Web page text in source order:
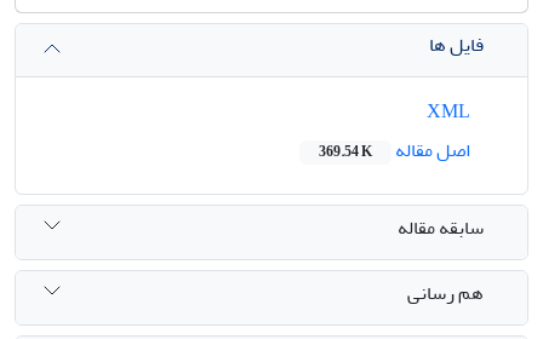
فایل ها
اصل مقاله
369.54 K
سابقه مقاله
هم رسانی